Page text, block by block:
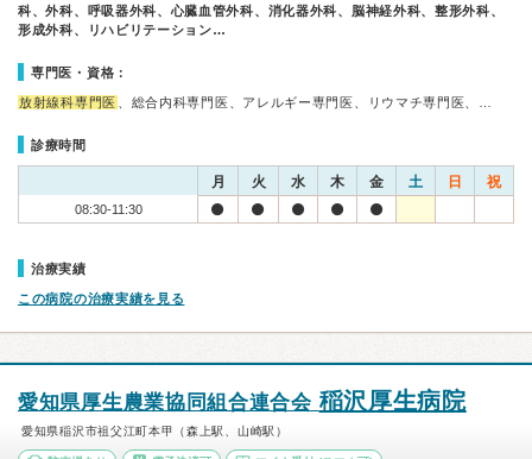
科、外科、呼吸器外科、心臓血管外科、消化器外科、脳神経外科、整形外科、
形成外科、リハビリテーション…
専門医・資格：
放射線科専門医 、総合内科専門医、アレルギー専門医、リウマチ専門医、…
診療時間
月 火 水 木 金 土 日 祝
08:30-11:30
治療実績
この病院の治療実績を見る
愛知県厚生農業協同組合連合会 稲沢厚生病院
愛知県稲沢市祖父江町本甲（森上駅、山崎駅）